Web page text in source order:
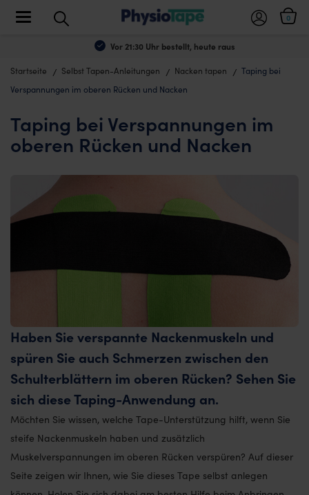
Vor 21:30 Uhr bestellt, heute raus
0
Toggle navigation
Startseite Selbst Tapen-Anleitungen Nacken tapen
Taping bei
Verspannungen im oberen Rücken und Nacken
Taping bei Verspannungen im
oberen Rücken und Nacken
Haben Sie verspannte Nackenmuskeln und
spüren Sie auch Schmerzen zwischen den
Schulterblättern im oberen Rücken? Sehen Sie
sich diese Taping-Anwendung an.
Möchten Sie wissen, welche Tape-Unterstützung hilft, wenn Sie
steife Nackenmuskeln haben und zusätzlich
Muskelverspannungen im oberen Rücken verspüren? Auf dieser
Seite zeigen wir Ihnen, wie Sie dieses Tape selbst anlegen